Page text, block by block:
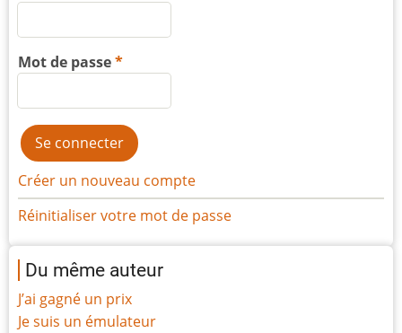
Mot de passe
Créer un nouveau compte
Réinitialiser votre mot de passe
Du même auteur
J’ai gagné un prix
Je suis un émulateur